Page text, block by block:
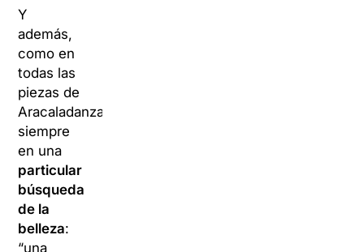
Y
además,
como en
todas las
piezas de
Aracaladanza,
siempre
en una
particular
búsqueda
de la
belleza:
“una